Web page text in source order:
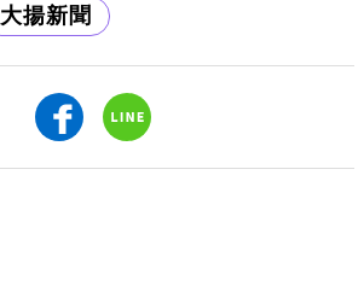
大揚新聞